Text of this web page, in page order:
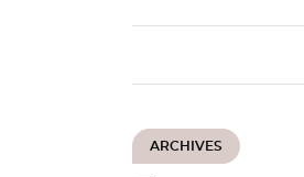
ARCHIVES